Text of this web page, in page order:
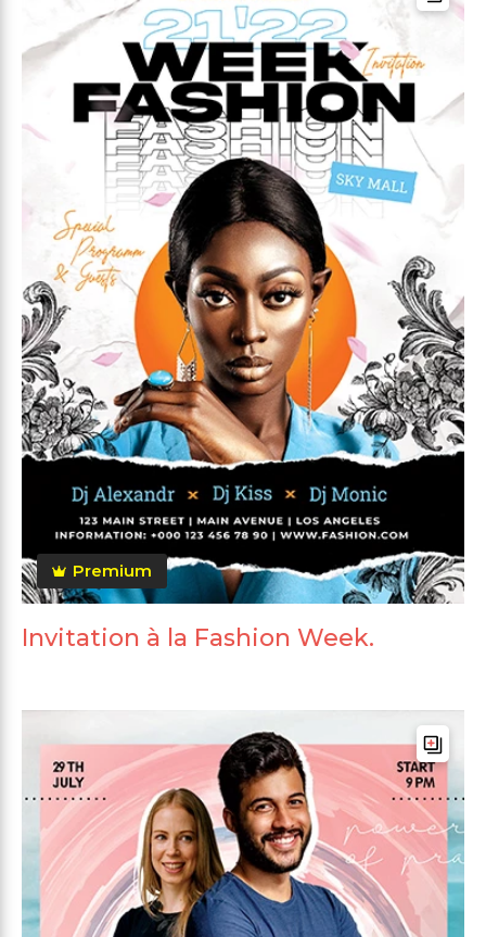
Premium
Invitation à la Fashion Week.